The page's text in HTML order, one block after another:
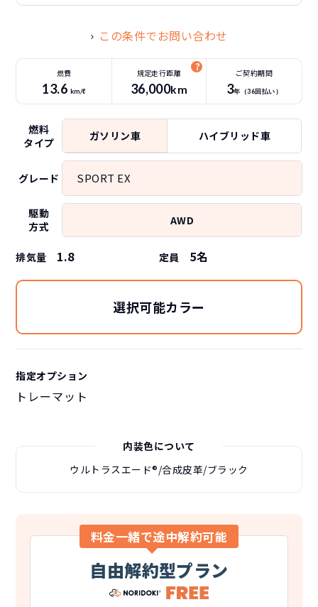
この条件でお問い合わせ
燃費
13.6 km/ℓ
規定走行距離
36,000km
ご契約期間
3年（36回払い）
燃料
タイプ
ガソリン車 ハイブリッド車
グレード SPORT EX
駆動
方式
AWD
排気量 1.8 定員 5名
選択可能カラー
指定オプション
トレーマット
内装色について
ウルトラスエード®/合成皮革/ブラック
料金一緒で途中解約可能
自由解約型プラン